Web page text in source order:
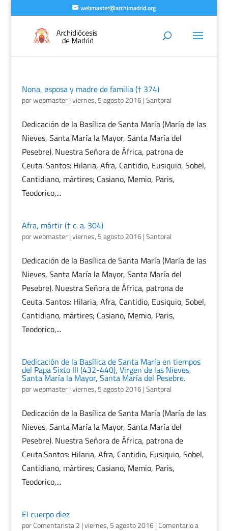
webmaster@archimadrid.org
Nona, esposa y madre de familia († 374)
porwebmaster|viernes, 5 agosto 2016|Santoral
Dedicación de la Basílica de Santa María (María de las
Nieves, Santa María la Mayor, Santa María del
Pesebre). Nuestra Señora de África, patrona de
Ceuta. Santos: Hilaria, Afra, Cantidio, Eusiquio, Sobel,
Cantidiano, mártires; Casiano, Memio, Paris,
Teodorico,...
Afra, mártir († c. a. 304)
porwebmaster|viernes, 5 agosto 2016|Santoral
Dedicación de la Basílica de Santa María (María de las
Nieves, Santa María la Mayor, Santa María del
Pesebre). Nuestra Señora de África, patrona de
Ceuta. Santos: Hilaria, Afra, Cantidio, Eusiquio, Sobel,
Cantidiano, mártires; Casiano, Memio, Paris,
Teodorico,...
Dedicación de la Basílica de Santa María en tiempos
del Papa Sixto III (432-440), Virgen de las Nieves,
Santa María la Mayor, Santa María del Pesebre.
porwebmaster|viernes, 5 agosto 2016|Santoral
Dedicación de la Basílica de Santa María (María de las
Nieves, Santa María la Mayor, Santa María del
Pesebre). Nuestra Señora de África, patrona de
Ceuta.Santos: Hilaria, Afra, Cantidio, Eusiquio, Sobel,
Cantidiano, mártires; Casiano, Memio, Paris,
Teodorico,...
El cuerpo diez
porComentarista 2 |viernes, 5 agosto 2016|Comentario a